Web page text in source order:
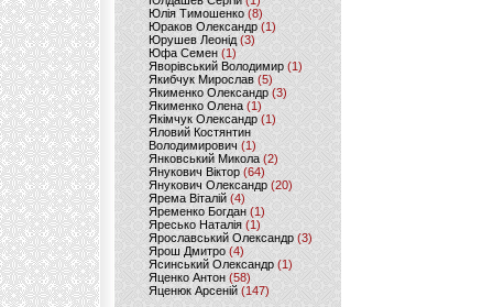
Юлія Тимошенко (8)
Юраков Олександр (1)
Юрушев Леонід (3)
Юфа Семен (1)
Яворівський Володимир (1)
Якибчук Мирослав (5)
Якименко Олександр (3)
Якименко Олена(1)
Якімчук Олександр (1)
Яловий Костянтин
Володимирович (1)
Янковський Микола(2)
Янукович Віктор (64)
Янукович Олександр(20)
Ярема Віталій(4)
Яременко Богдан(1)
Яресько Наталія(1)
Ярославський Олександр (3)
Ярош Дмитро (4)
Ясинський Олександр (1)
Яценко Антон(58)
Яценюк Арсеній (147)